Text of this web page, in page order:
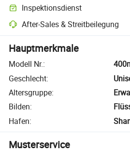
Inspektionsdienst
After-Sales & Streitbeilegung
Hauptmerkmale
Modell Nr.:
Geschlecht:
Altersgruppe:
Bilden:
Hafen:
Musterservice